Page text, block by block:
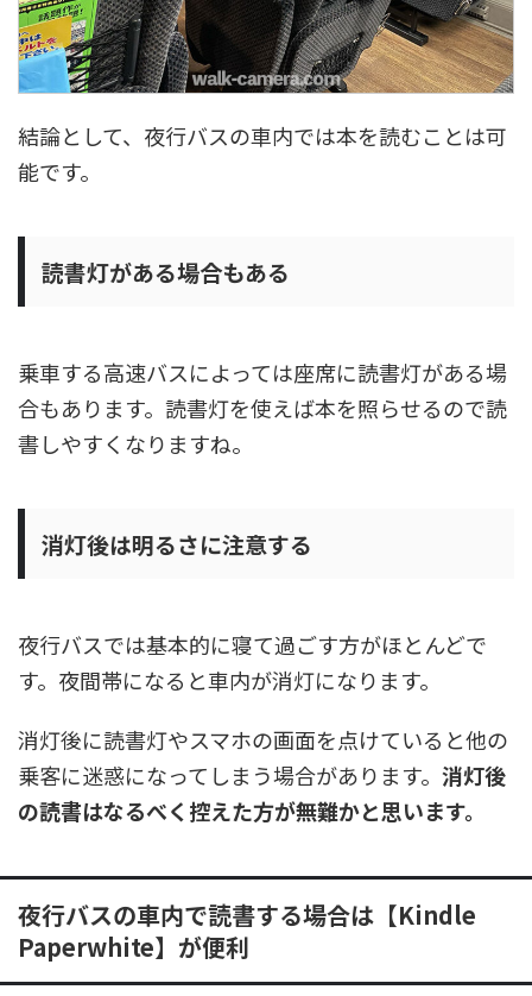
結論として、夜行バスの車内では本を読むことは可
能です。
読書灯がある場合もある
乗車する高速バスによっては座席に読書灯がある場
合もあります。読書灯を使えば本を照らせるので読
書しやすくなりますね。
消灯後は明るさに注意する
夜行バスでは基本的に寝て過ごす方がほとんどで
す。夜間帯になると車内が消灯になります。
消灯後に読書灯やスマホの画面を点けていると他の
乗客に迷惑になってしまう場合があります。 消灯後
の読書はなるべく控えた方が無難かと思います。
夜行バスの車内で読書する場合は【Kindle
Paperwhite】が便利